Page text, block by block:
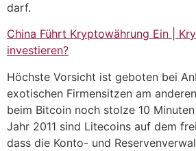
darf.
China Führt Kryptowährung Ein |
investieren?
Höchste Vorsicht ist geboten bei
exotischen Firmensitzen am
beim Bitcoin noch stolze 10
Jahr 2011 sind Litecoins auf dem
dass die Konto- und